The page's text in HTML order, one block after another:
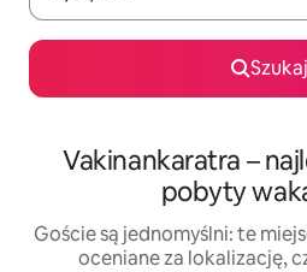
Szukaj
Vakinankaratra –
pobyty
Goście są jednomyślni: te
oceniane za lokalizację,